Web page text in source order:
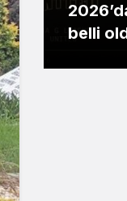
belli